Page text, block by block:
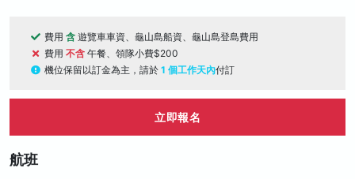
費用 含 遊覽車車資、龜山島船資、龜山島登島費用
費用 不含 午餐、領隊小費$200
機位保留以訂金為主，請於 1 個工作天內付訂
立即報名
航班